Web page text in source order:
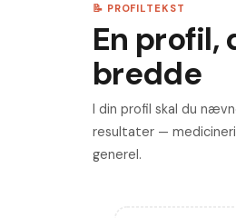
📝 PROFILTEKST
En profil,
bredde
I din profil skal du
resultater —
generel.